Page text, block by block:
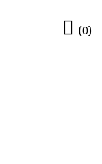
(0)